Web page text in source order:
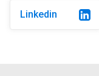
Linkedin